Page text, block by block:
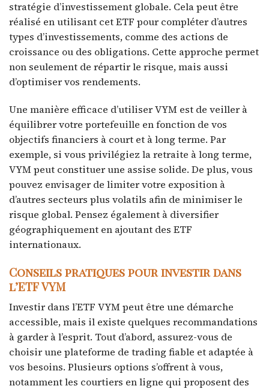
stratégie d’investissement globale. Cela peut être
réalisé en utilisant cet ETF pour compléter d’autres
types d’investissements, comme des actions de
croissance ou des obligations. Cette approche permet
non seulement de répartir le risque, mais aussi
d’optimiser vos rendements.
Une manière efficace d’utiliser VYM est de veiller à
équilibrer votre portefeuille en fonction de vos
objectifs financiers à court et à long terme. Par
exemple, si vous privilégiez la retraite à long terme,
VYM peut constituer une assise solide. De plus, vous
pouvez envisager de limiter votre exposition à
d’autres secteurs plus volatils afin de minimiser le
risque global. Pensez également à diversifier
géographiquement en ajoutant des ETF
internationaux.
Conseils pratiques pour investir dans
l’ETF VYM
Investir dans l’ETF VYM peut être une démarche
accessible, mais il existe quelques recommandations
à garder à l’esprit. Tout d’abord, assurez-vous de
choisir une plateforme de trading fiable et adaptée à
vos besoins. Plusieurs options s’offrent à vous,
notamment les courtiers en ligne qui proposent des